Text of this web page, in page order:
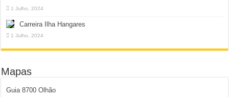
1 Julho, 2024
Carreira Ilha Hangares
1 Julho, 2024
Mapas
Guia 8700 Olhão